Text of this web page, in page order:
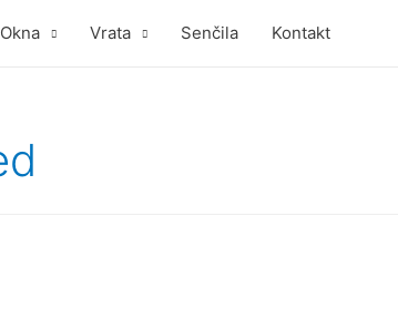
Okna Vrata Senčila Kontakt